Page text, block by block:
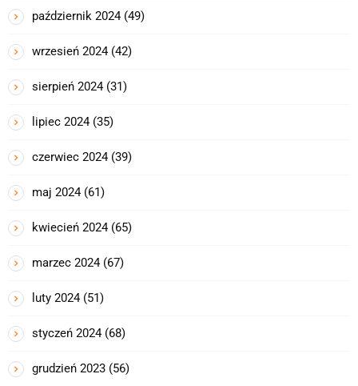
październik 2024 (49)
wrzesień 2024 (42)
sierpień 2024 (31)
lipiec 2024 (35)
czerwiec 2024 (39)
maj 2024 (61)
kwiecień 2024 (65)
marzec 2024 (67)
luty 2024 (51)
styczeń 2024 (68)
grudzień 2023 (56)